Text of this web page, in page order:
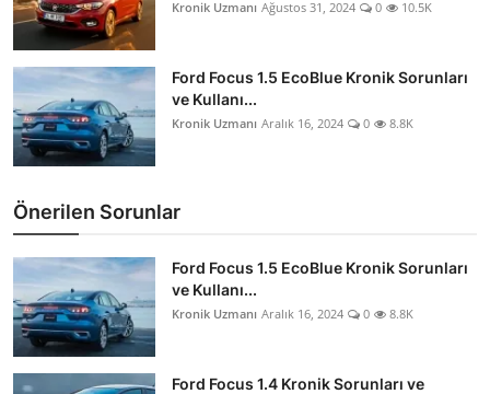
Kronik Uzmanı Ağustos 31, 2024 0 10.5K
Ford Focus 1.5 EcoBlue Kronik Sorunları
ve Kullanı...
Kronik Uzmanı Aralık 16, 2024 0 8.8K
Önerilen Sorunlar
Ford Focus 1.5 EcoBlue Kronik Sorunları
ve Kullanı...
Kronik Uzmanı Aralık 16, 2024 0 8.8K
Ford Focus 1.4 Kronik Sorunları ve